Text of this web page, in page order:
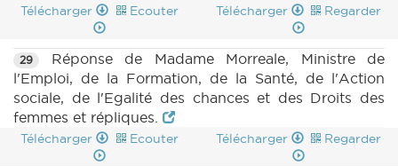
Télécharger Ecouter Télécharger Regarder
29
Réponse de Madame Morreale, Ministre de
l'Emploi, de la Formation, de la Santé, de l'Action
sociale, de l'Egalité des chances et des Droits des
femmes et répliques.
Télécharger Ecouter Télécharger Regarder